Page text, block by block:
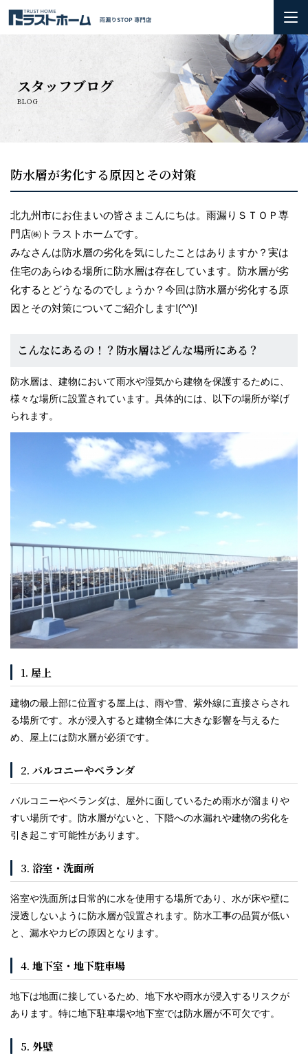
雨漏りの基礎知識
お問い合わせ
施工実績
お知らせ
スタッフブログ
スタッフブログ
BLOG
防水層が劣化する原因とその対策
北九州市にお住まいの皆さまこんにちは。雨漏りＳＴＯＰ専
門店㈱トラストホームです。
みなさんは防水層の劣化を気にしたことはありますか？実は
住宅のあらゆる場所に防水層は存在しています。防水層が劣
化するとどうなるのでしょうか？今回は防水層が劣化する原
因とその対策についてご紹介します!(^^)!
こんなにあるの！？防水層はどんな場所にある？
防水層は、建物において雨水や湿気から建物を保護するために、
様々な場所に設置されています。具体的には、以下の場所が挙げ
られます。
1. 屋上
建物の最上部に位置する屋上は、雨や雪、紫外線に直接さらされ
る場所です。水が浸入すると建物全体に大きな影響を与えるた
め、屋上には防水層が必須です。
2. バルコニーやベランダ
バルコニーやベランダは、屋外に面しているため雨水が溜まりや
すい場所です。防水層がないと、下階への水漏れや建物の劣化を
引き起こす可能性があります。
3. 浴室・洗面所
浴室や洗面所は日常的に水を使用する場所であり、水が床や壁に
浸透しないように防水層が設置されます。防水工事の品質が低い
と、漏水やカビの原因となります。
4. 地下室・地下駐車場
地下は地面に接しているため、地下水や雨水が浸入するリスクが
あります。特に地下駐車場や地下室では防水層が不可欠です。
5. 外壁